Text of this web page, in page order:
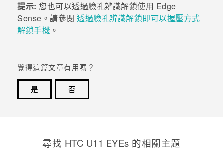
提示: 您也可以透過臉孔辨識解鎖使用 Edge
Sense 。請參閱 透過臉孔辨識解鎖即可以握壓方式
解鎖手機 。
覺得這篇文章有用嗎？
是
否
尋找 HTC U11 EYEs 的相關主題